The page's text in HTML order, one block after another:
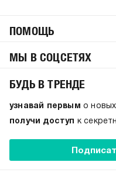
ПОМОЩЬ
МЫ В СОЦСЕТЯХ
БУДЬ В ТРЕНДЕ
узнавай первым о
получи доступ
к